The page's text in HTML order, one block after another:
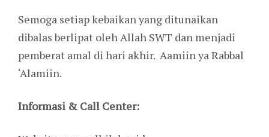
Semoga setiap kebaikan yang ditunaikan
dibalas berlipat oleh Allah SWT dan menjadi
pemberat amal di hari akhir. Aamiin ya Rabbal
‘Alamiin.
Informasi & Call Center: